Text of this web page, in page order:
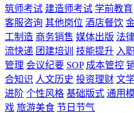
筑师考试 建造师考试 学前教育
客服咨询 其他岗位 酒店餐饮
工制造 商务销售 媒体出版 法
流快递 团建培训 技能提升 入
管理 会议纪要 SOP 成本管控
合知识 人文历史 投资理财 文
进阶 个性风格 基础版式 通用
戏 旅游美食 节日节气